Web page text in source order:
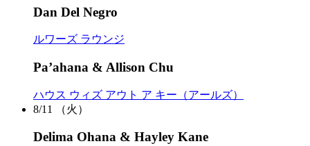
Dan Del Negro
ルワーズ ラウンジ
Pa’ahana & Allison Chu
ハウス ウィズ アウト ア キー（アールズ）
8/11
（火）
Delima Ohana & Hayley Kane